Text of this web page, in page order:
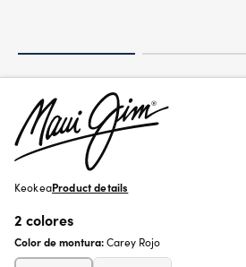
KeokeaProduct details
2 colores
Color de montura:Carey Rojo